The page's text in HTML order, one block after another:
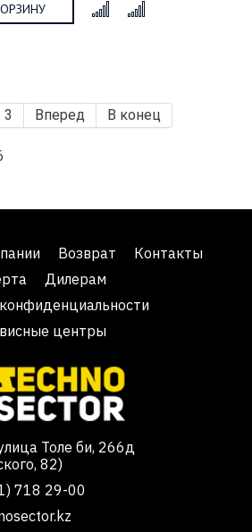
3 Вперед В конец
Возврат
Контакты
Дилерам
центры
Толе би, 266д
82)
718 29-00